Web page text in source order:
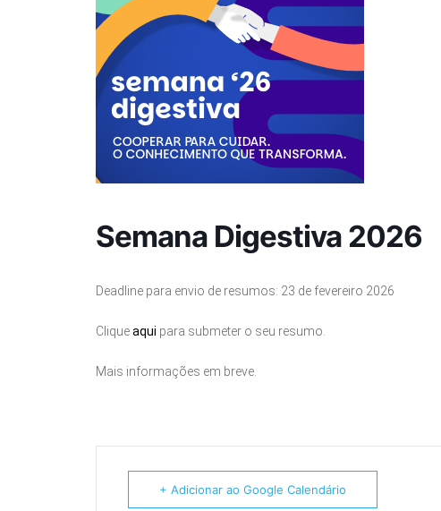
Semana Digestiva 2026
Deadline para envio de resumos: 23 de fevereiro 2026
Cliqueaqui para submeter o seu resumo.
Mais informações em breve.
+ Adicionar ao Google Calendário